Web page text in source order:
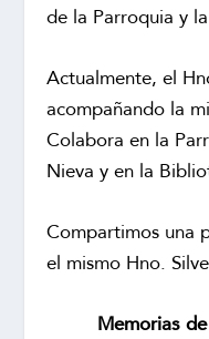
de la Parroquia y
Actualmente, el
acompañando la
Colabora en la
Nieva y en la
Compartimos una
el mismo Hno.
Memorias